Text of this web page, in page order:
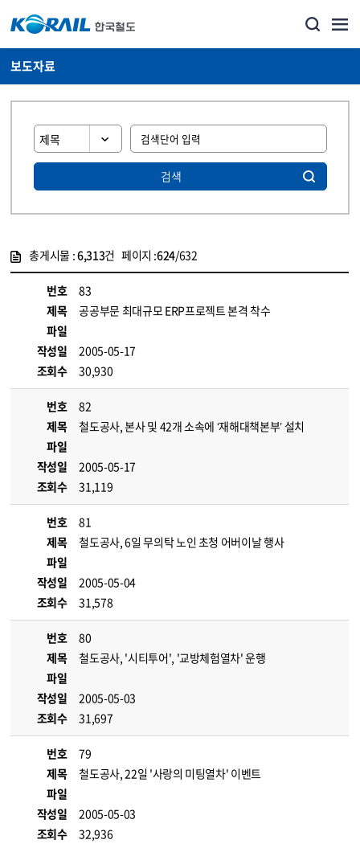
보도자료
검색
총게시물 :6,313건 페이지 :624/632
번호
83
제목
공공부문 최대규모 ERP프로젝트 본격 착수
파일
작성일
2005-05-17
조회수
30,930
번호
82
제목
철도공사, 본사 및 42개 소속에 ‘재해대책본부’ 설치
파일
작성일
2005-05-17
조회수
31,119
번호
81
제목
철도공사, 6일 무의탁 노인 초청 어버이날 행사
파일
작성일
2005-05-04
조회수
31,578
번호
80
제목
철도공사, '시티투어', '교방체험열차' 운행
파일
작성일
2005-05-03
조회수
31,697
번호
79
제목
철도공사, 22일 '사랑의 미팅열차' 이벤트
파일
작성일
2005-05-03
조회수
32,936